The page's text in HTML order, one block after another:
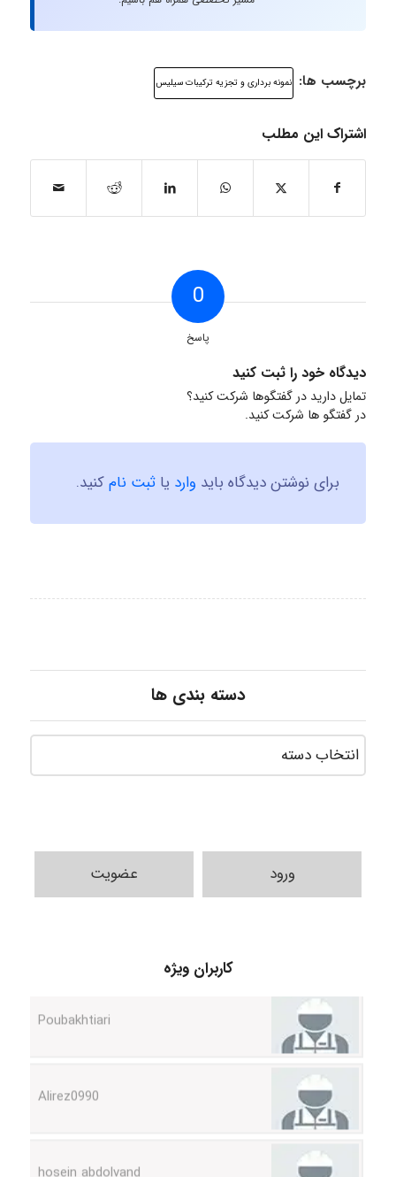
برچسب ها: نمونه برداری و تجزیه ترکیبات سیلیس
اشتراک این مطلب
0
پاسخ
دیدگاه خود را ثبت کنید
تمایل دارید در گفتگوها شرکت کنید؟
در گفتگو ها شرکت کنید.
برای نوشتن دیدگاه باید وارد یا ثبت نامکنید.
دسته بندی ها
ورود عضویت
کاربران ویژه